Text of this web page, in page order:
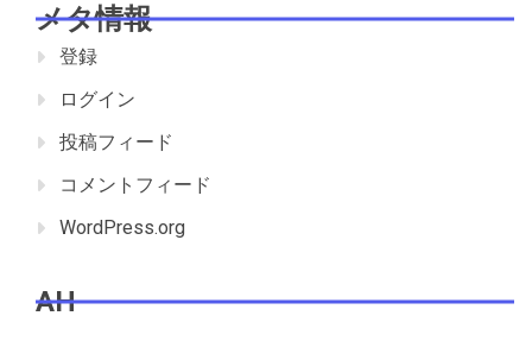
メタ情報
登録
ログイン
投稿フィード
コメントフィード
WordPress.org
AH